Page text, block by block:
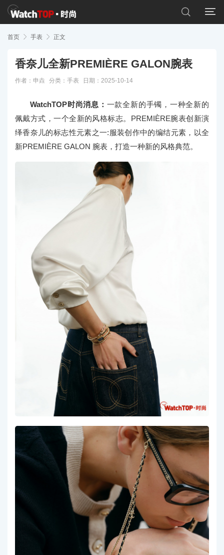


首页  手表  正文
香奈儿全新PREMIÈRE GALON腕表
作者：申垚 分类： 手表 日期：2025-10-14
WatchTOP时尚消息： 一款全新的手镯，一种全新的
佩戴方式，一个全新的风格标志。PREMIÈRE腕表创新演
绎香奈儿的标志性元素之一:服装创作中的编结元素，以全
新PREMIÈRE GALON 腕表，打造一种新的风格典范。